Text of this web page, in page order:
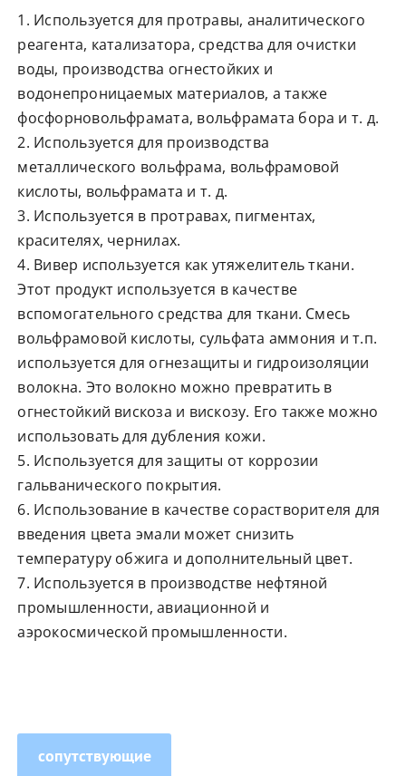
1. Используется для протравы, аналитического
реагента, катализатора, средства для очистки
воды, производства огнестойких и
водонепроницаемых материалов, а также
фосфорновольфрамата, вольфрамата бора и т. д.
2. Используется для производства
металлического вольфрама, вольфрамовой
кислоты, вольфрамата и т. д.
3. Используется в протравах, пигментах,
красителях, чернилах.
4. Вивер используется как утяжелитель ткани.
Этот продукт используется в качестве
вспомогательного средства для ткани. Смесь
вольфрамовой кислоты, сульфата аммония и т.п.
используется для огнезащиты и гидроизоляции
волокна. Это волокно можно превратить в
огнестойкий вискоза и вискозу. Его также можно
использовать для дубления кожи.
5. Используется для защиты от коррозии
гальванического покрытия.
6. Использование в качестве сорастворителя для
введения цвета эмали может снизить
температуру обжига и дополнительный цвет.
7. Используется в производстве нефтяной
промышленности, авиационной и
аэрокосмической промышленности.
сопутствующие